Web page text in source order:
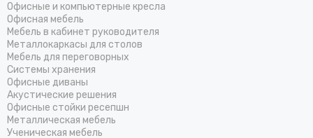
Офисные и компьютерные кресла
Офисная мебель
Мебель в кабинет руководителя
Металлокаркасы для столов
Мебель для переговорных
Системы хранения
Офисные диваны
Акустические решения
Офисные стойки ресепшн
Металлическая мебель
Ученическая мебель